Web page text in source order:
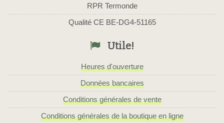
RPR Termonde
Qualité CE BE-DG4-51165
Utile!
Heures d'ouverture
Données bancaires
Conditions générales de vente
Conditions générales de la boutique en ligne